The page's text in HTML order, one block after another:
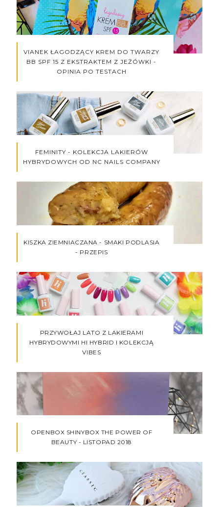
VIANEK ŁAGODZĄCY KREM DO TWARZY
BB SPF 15 Z EKSTRAKTEM Z JEŻÓWKI -
OPINIA PO TESTACH
FEMINITY - KOLEKCJA LAKIERÓW
HYBRYDOWYCH OD NC NAILS COMPANY
KISZKA ZIEMNIACZANA - SMAKI PODLASIA
- PRZEPIS
PRZYWOŁAJ LATO Z LAKIERAMI
HYBRYDOWYMI HI HYBRID I KOLEKCJĄ
VIBES
OPENBOX SHINYBOX THE POWER OF
BEAUTY - LISTOPAD 2018